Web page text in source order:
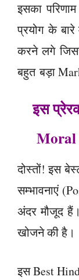
इसका
प्रयोग के
करने लगे
बहुत बड़ा
इस
Moral
दोस्तों! इस
सम्भावनाएं
अंदर मौजूद
खोजने की है।
इस Best